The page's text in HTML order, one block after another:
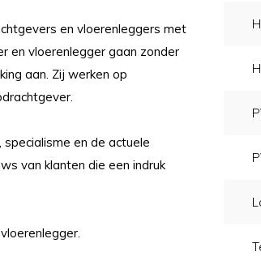
en vloerenleggers met
en vloerenlegger gaan zonder
aan. Zij werken op
en de actuele
van klanten die een indruk